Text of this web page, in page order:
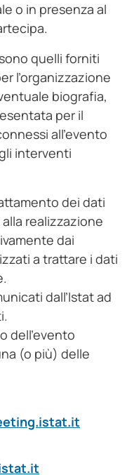
o in presenza al
quelli forniti
l’organizzazione
biografia,
per il
all’evento
interventi
dei dati
realizzazione
dai
a trattare i dati
dall’Istat ad
dell’evento
(o più) delle